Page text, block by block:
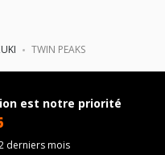
TWIN PEAKS
est notre priorité
derniers mois